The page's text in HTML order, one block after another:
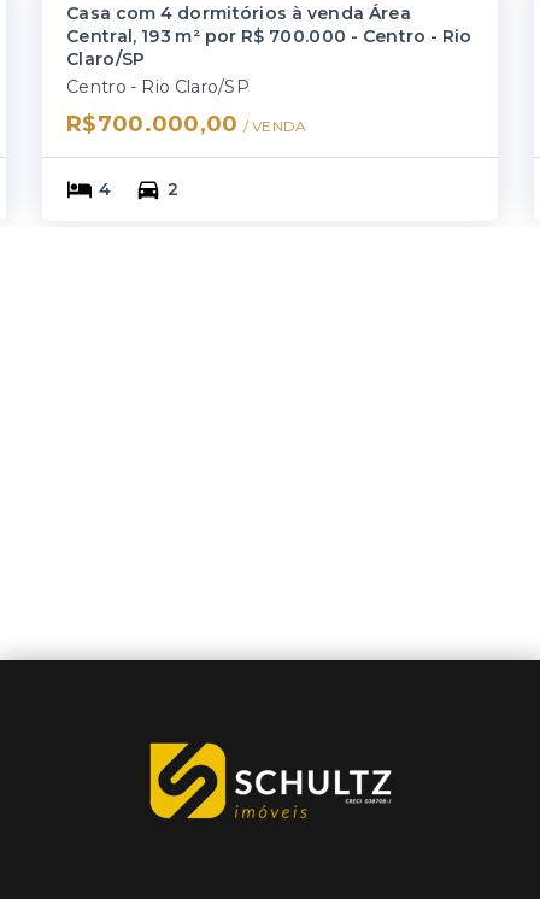
Casa com 4 dormitórios à venda Área
Central, 193 m² por R$ 700.000 - Centro - Rio
Claro/SP
Centro - Rio Claro/SP
R$700.000,00 / VENDA
4 2